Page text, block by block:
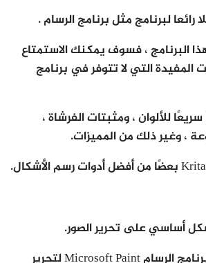
رائعا لبرنامج مثل برنامج الرسام .
البرنامج ، فسوف يمكنك الاستمتاع
المفيدة التي لا تتوفر في برنامج
للألوان ، ومثبتات الفرشاة ،
، وغير ذلك من المميزات.
وإذا كنت تستخدم برنامج الرسام Microsoft Paint لتحرير